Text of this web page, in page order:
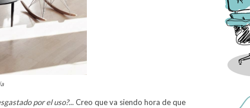
por el uso?... Creo que va siendo hora de que